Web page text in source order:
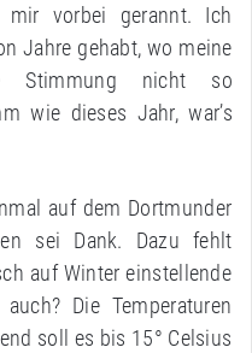
mir vorbei gerannt. Ich
Jahre gehabt, wo meine
Stimmung nicht so
wie dieses Jahr, war’s
auf dem Dortmunder
sei Dank. Dazu fehlt
auf Winter einstellende
Die Temperaturen
soll es bis 15° Celsius